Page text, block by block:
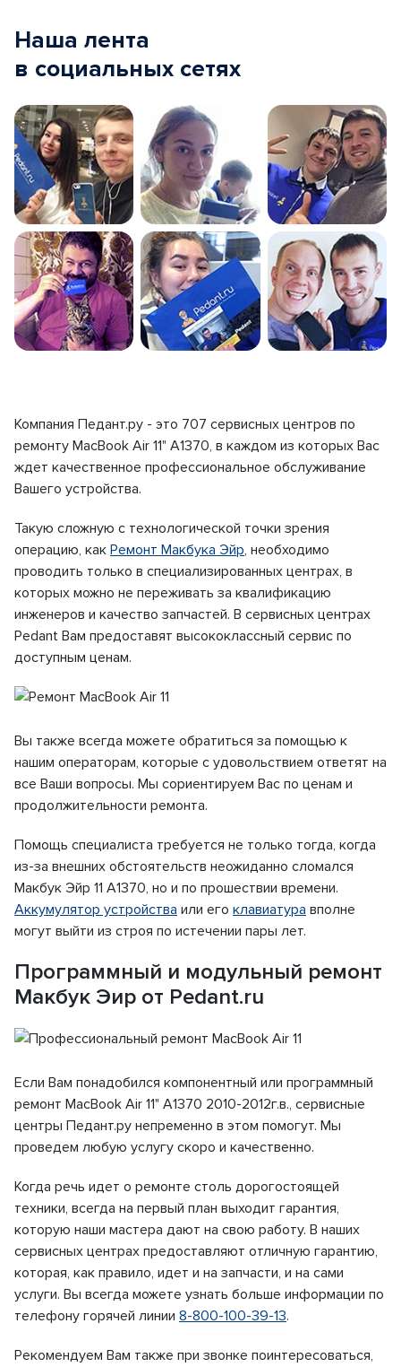
Наша лента
в социальных сетях
Компания Педант.ру - это 707 сервисных центров по
ремонту MacBook Air 11" A1370, в каждом из которых Вас
ждет качественное профессиональное обслуживание
Вашего устройства.
Такую сложную с технологической точки зрения
операцию, как Ремонт Макбука Эйр, необходимо
проводить только в специализированных центрах, в
которых можно не переживать за квалификацию
инженеров и качество запчастей. В сервисных центрах
Pedant Вам предоставят высококлассный сервис по
доступным ценам.
Вы также всегда можете обратиться за помощью к
нашим операторам, которые с удовольствием ответят на
все Ваши вопросы. Мы сориентируем Вас по ценам и
продолжительности ремонта.
Помощь специалиста требуется не только тогда, когда
из-за внешних обстоятельств неожиданно сломался
Макбук Эйр 11 A1370, но и по прошествии времени.
Аккумулятор устройства или его клавиатура вполне
могут выйти из строя по истечении пары лет.
Программный и модульный ремонт
Макбук Эир от Pedant.ru
Если Вам понадобился компонентный или программный
ремонт MacBook Air 11" A1370 2010-2012г.в., сервисные
центры Педант.ру непременно в этом помогут. Мы
проведем любую услугу скоро и качественно.
Когда речь идет о ремонте столь дорогостоящей
техники, всегда на первый план выходит гарантия,
которую наши мастера дают на свою работу. В наших
сервисных центрах предоставляют отличную гарантию,
которая, как правило, идет и на запчасти, и на сами
услуги. Вы всегда можете узнать больше информации по
телефону горячей линии 8-800-100-39-13.
Рекомендуем Вам также при звонке поинтересоваться,